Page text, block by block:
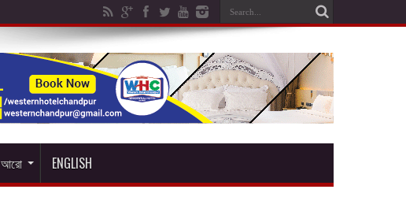
আরো ENGLISH